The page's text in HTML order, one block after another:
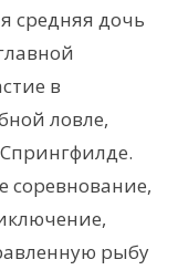
средняя дочь
в
ловле,
соревнование,
рыбу